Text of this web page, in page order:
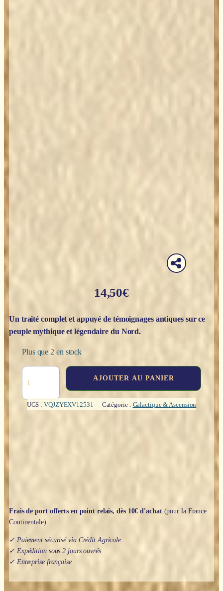
14,50€
Un traité complet et appuyé de témoignages antiques sur ce
peuple mythique et légendaire du Nord.
Plus que 2 en stock
son
AJOUTER AU PANIER
UGS :VQJZYEXV12531 Catégorie : Galactique & Ascension
Frais de port offerts en point relais, dès 10€ d'achat(pour la France
Continentale).
✓ Paiement sécurisé via Crédit Agricole
✓ Expédition sous 2 jours ouvrés
✓ Entreprise française